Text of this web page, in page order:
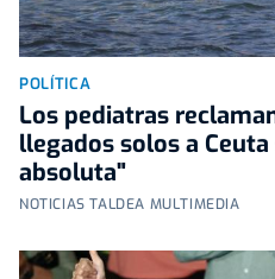
POLÍTICA
Los pediatras
llegados solos a
absoluta"
NOTICIAS TALDEA MULTIMEDIA